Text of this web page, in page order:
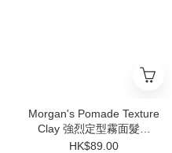
Morgan's Pomade Texture
Clay 強烈定型霧面髮泥
75g
HK$89.00